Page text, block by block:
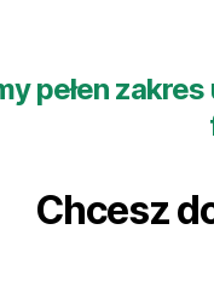
pełen
Chcesz